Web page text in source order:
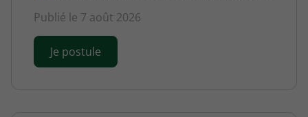
Publié le 7 août 2026
Je postule